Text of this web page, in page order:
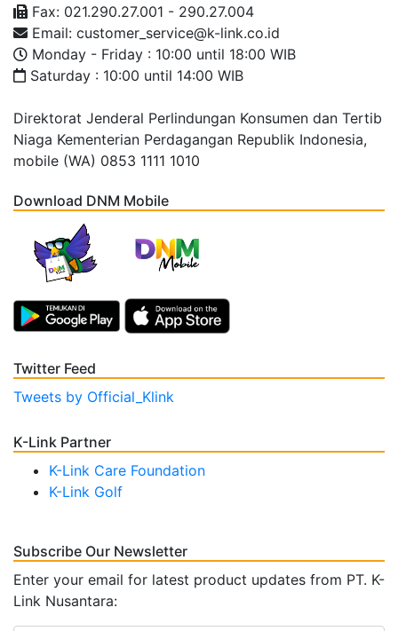
Fax: 021.290.27.001 - 290.27.004
Email: customer_service@k-link.co.id
Monday - Friday : 10:00 until 18:00 WIB
Saturday : 10:00 until 14:00 WIB
Direktorat Jenderal Perlindungan Konsumen dan Tertib
Niaga Kementerian Perdagangan Republik Indonesia,
mobile (WA) 0853 1111 1010
Download DNM Mobile
Twitter Feed
Tweets by Official_Klink
K-Link Partner
K-Link Care Foundation
K-Link Golf
Subscribe Our Newsletter
Enter your email for latest product updates from PT. K-
Link Nusantara: